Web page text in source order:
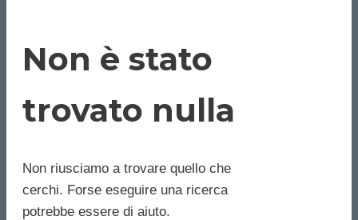
Non è stato
trovato nulla
Non riusciamo a trovare quello che
cerchi. Forse eseguire una ricerca
potrebbe essere di aiuto.